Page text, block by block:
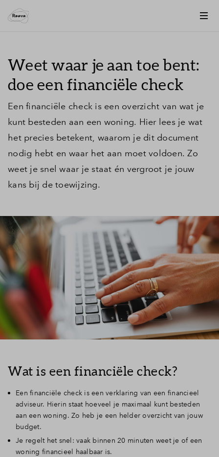
Weet waar je aan toe bent:
doe een financiële check
Een financiële check is een overzicht van wat je
kunt besteden aan een woning. Hier lees je wat
het precies betekent, waarom je dit document
nodig hebt en waar het aan moet voldoen. Zo
weet je snel waar je staat én vergroot je jouw
kans bij de toewijzing.
Wat is een financiële check?
Een financiële check is een verklaring van een financieel
adviseur. Hierin staat hoeveel je maximaal kunt besteden
aan een woning. Zo heb je een helder overzicht van jouw
budget.
Je regelt het snel: vaak binnen 20 minuten weet je of een
woning financieel haalbaar is.